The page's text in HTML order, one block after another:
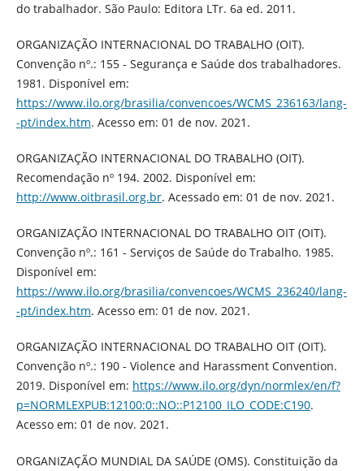
do trabalhador. São Paulo: Editora LTr. 6a ed. 2011.
ORGANIZAÇÃO INTERNACIONAL DO TRABALHO (OIT).
Convenção nº.: 155 - Segurança e Saúde dos trabalhadores.
1981. Disponível em:
https://www.ilo.org/brasilia/convencoes/WCMS_236163/lang-
-pt/index.htm. Acesso em: 01 de nov. 2021.
ORGANIZAÇÃO INTERNACIONAL DO TRABALHO (OIT).
Recomendação nº 194. 2002. Disponível em:
http://www.oitbrasil.org.br. Acessado em: 01 de nov. 2021.
ORGANIZAÇÃO INTERNACIONAL DO TRABALHO OIT (OIT).
Convenção nº.: 161 - Serviços de Saúde do Trabalho. 1985.
Disponível em:
https://www.ilo.org/brasilia/convencoes/WCMS_236240/lang-
-pt/index.htm. Acesso em: 01 de nov. 2021.
ORGANIZAÇÃO INTERNACIONAL DO TRABALHO OIT (OIT).
Convenção nº.: 190 - Violence and Harassment Convention.
2019. Disponível em: https://www.ilo.org/dyn/normlex/en/f?
p=NORMLEXPUB:12100:0::NO::P12100_ILO_CODE:C190.
Acesso em: 01 de nov. 2021.
ORGANIZAÇÃO MUNDIAL DA SAÚDE (OMS). Constituição da